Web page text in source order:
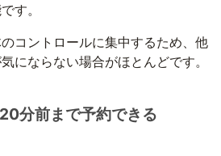
す。
コントロールに集中するため、他
にならない場合がほとんどです。
分前まで予約できる